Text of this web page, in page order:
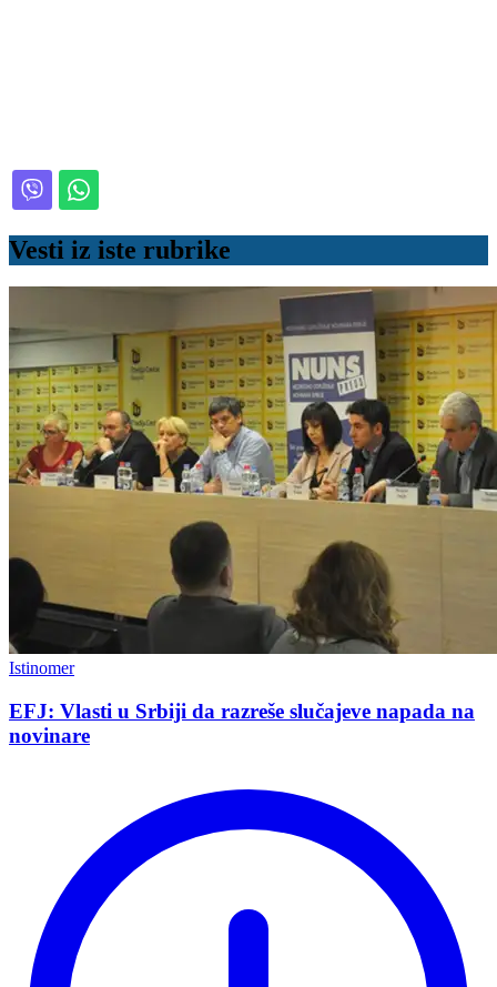
Vesti iz iste rubrike
Istinomer
EFJ: Vlasti u Srbiji da razreše slučajeve napada na
novinare